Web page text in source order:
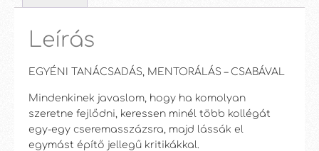
Leírás
EGYÉNI TANÁCSADÁS, MENTORÁLÁS – CSABÁVAL
Mindenkinek javaslom, hogy ha komolyan
szeretne fejlődni, keressen minél több kollégát
egy-egy cseremasszázsra, majd lássák el
egymást építő jellegű kritikákkal.